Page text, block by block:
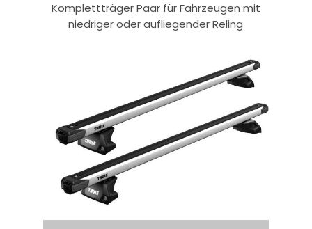
Komplettträger Paar für Fahrzeugen mit
niedriger oder aufliegender Reling